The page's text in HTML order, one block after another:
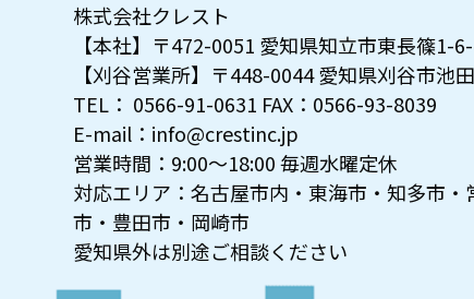
株式会社クレスト
【本社】〒472-0051 愛知県知立市東長篠1-
【刈谷営業所】〒448-0044 愛知県刈谷市池
TEL： 0566-91-0631 FAX：0566-93-8039
E-mail：info@crestinc.jp
営業時間：9:00～18:00 毎週水曜定休
対応エリア：名古屋市内・東海市・知多市
市・豊田市・岡崎市
愛知県外は別途ご相談ください